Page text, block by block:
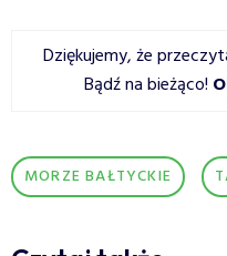
Dziękujemy, że
Bądź na bieżąco!
MORZE BAŁTYCKIE